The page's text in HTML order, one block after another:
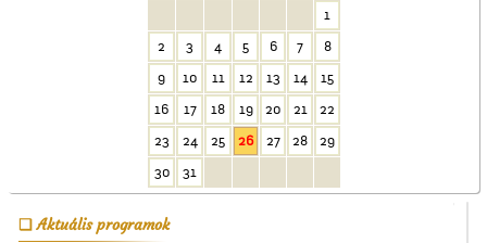
1
2
3 4 5 6 7
8
9
10 11 12 13 14
15
16
17 18 19 20 21
22
23
24 25 26 27 28
29
30
31
Aktuális programok
Érettségi a Ceglédi
Magyar Királyi Állami
Főgimnáziumban